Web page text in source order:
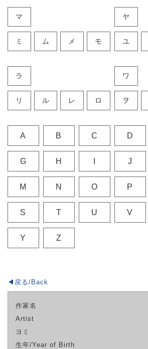
マ
ミ ム メ モ
ヤ
ユ
ラ
リ ル レ ロ
ワ
ヲ
A B C D
G H I J
M N O P
S T U V
Y Z
◀戻る/Back
作家名
Artist
ヨミ
生年/Year of Birth